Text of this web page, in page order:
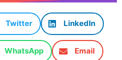
Twitter LinkedIn
WhatsApp Email